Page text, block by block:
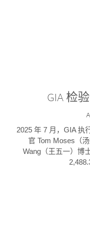
GIA 检
2025 年 7 月，GIA 执
官 Tom Moses（
Wang（王五一）博